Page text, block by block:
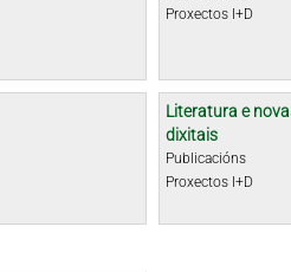
Proxectos I+D
Literatura e
dixitais
Publicacións
Proxectos I+D